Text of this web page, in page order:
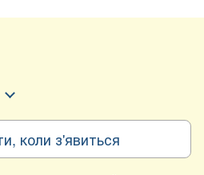
коли з'явиться